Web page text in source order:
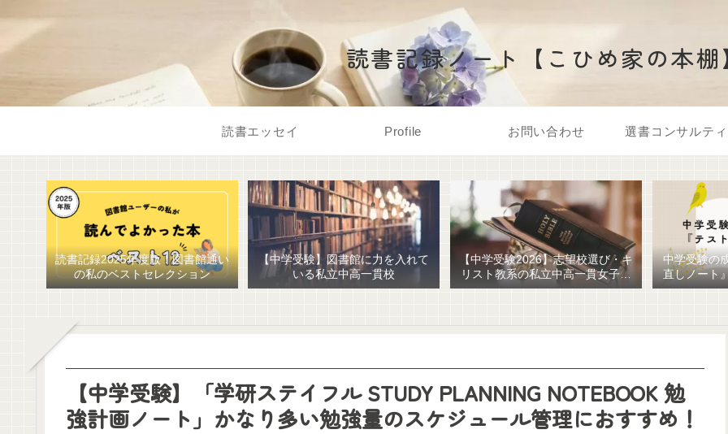
読書記録ノート【こひめ家の本棚
読書エッセイ Profile お問い合わせ 選書コンサルテ
読書記録2025年度版！図書館通い
の私のベストセレクション
【中学受験】図書館に力を入れて
いる私立中高一貫校
【中学受験2026】志望校選び・キ
リスト教系の私立中高一貫女子校
を調べてみました
中学受験の
直しノート
ための最強
【中学受験】「学研ステイフル STUDY PLANNING NOTEBOOK 勉
強計画ノート」かなり多い勉強量のスケジュール管理におすすめ！